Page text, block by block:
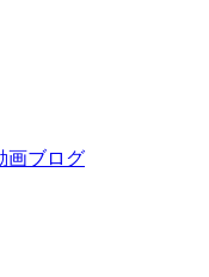
画ブログ